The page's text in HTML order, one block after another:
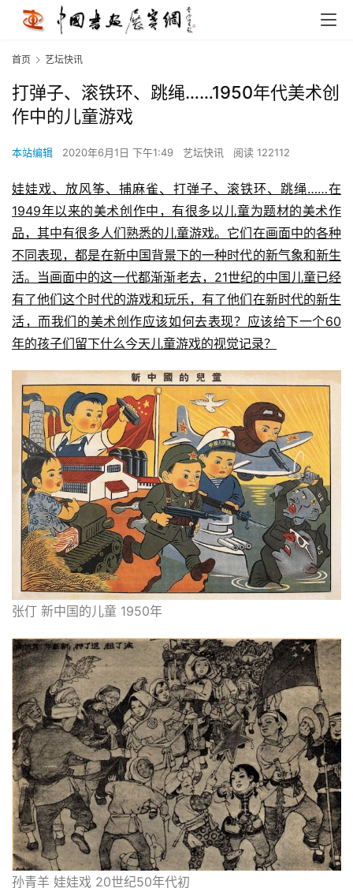
首页 艺坛快讯
打弹子、滚铁环、跳绳……1950年代美术创
作中的儿童游戏
本站编辑 2020年6月1日 下午1:49 艺坛快讯 阅读 122112
娃娃戏、放风筝、捕麻雀、打弹子、滚铁环、跳绳……在
1949年以来的美术创作中，有很多以儿童为题材的美术作
品，其中有很多人们熟悉的儿童游戏。它们在画面中的各种
不同表现，都是在新中国背景下的一种时代的新气象和新生
活。当画面中的这一代都渐渐老去，21世纪的中国儿童已经
有了他们这个时代的游戏和玩乐，有了他们在新时代的新生
活，而我们的美术创作应该如何去表现？应该给下一个60
年的孩子们留下什么今天儿童游戏的视觉记录？
张仃 新中国的儿童 1950年
孙青羊 娃娃戏 20世纪50年代初